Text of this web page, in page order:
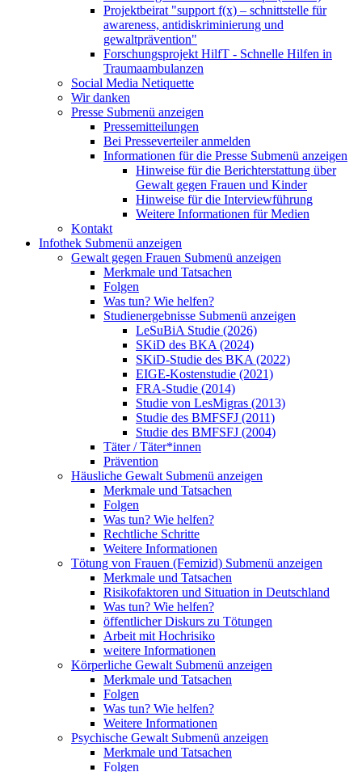
Projektbeirat "support f(x) – schnittstelle für
awareness, antidiskriminierung und
gewaltprävention"
Forschungsprojekt HilfT - Schnelle Hilfen in
Traumaambulanzen
Social Media Netiquette
Wir danken
Presse Submenü anzeigen
Pressemitteilungen
Bei Presseverteiler anmelden
Informationen für die Presse Submenü anzeigen
Hinweise für die Berichterstattung über
Gewalt gegen Frauen und Kinder
Hinweise für die Interviewführung
Weitere Informationen für Medien
Kontakt
Infothek Submenü anzeigen
Gewalt gegen Frauen Submenü anzeigen
Merkmale und Tatsachen
Folgen
Was tun? Wie helfen?
Studienergebnisse Submenü anzeigen
LeSuBiA Studie (2026)
SKiD des BKA (2024)
SKiD-Studie des BKA (2022)
EIGE-Kostenstudie (2021)
FRA-Studie (2014)
Studie von LesMigras (2013)
Studie des BMFSFJ (2011)
Studie des BMFSFJ (2004)
Täter / Täter*innen
Prävention
Häusliche Gewalt Submenü anzeigen
Merkmale und Tatsachen
Folgen
Was tun? Wie helfen?
Rechtliche Schritte
Weitere Informationen
Tötung von Frauen (Femizid) Submenü anzeigen
Merkmale und Tatsachen
Risikofaktoren und Situation in Deutschland
Was tun? Wie helfen?
öffentlicher Diskurs zu Tötungen
Arbeit mit Hochrisiko
weitere Informationen
Körperliche Gewalt Submenü anzeigen
Merkmale und Tatsachen
Folgen
Was tun? Wie helfen?
Weitere Informationen
Psychische Gewalt Submenü anzeigen
Merkmale und Tatsachen
Folgen